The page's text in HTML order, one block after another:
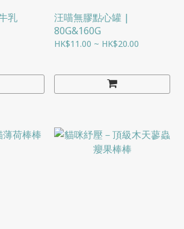
乳
汪喵無膠點心罐 |
80G&160G
HK$11.00 ~ HK$20.00